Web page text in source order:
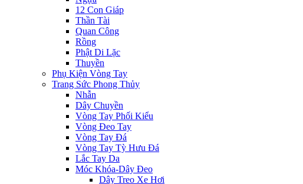
12 Con Giáp
Thần Tài
Quan Công
Rồng
Phật Di Lặc
Thuyền
Phụ Kiện Vòng Tay
Trang Sức Phong Thủy
Nhẫn
Dây Chuyền
Vòng Tay Phối Kiểu
Vòng Đeo Tay
Vòng Tay Đá
Vòng Tay Tỳ Hưu Đá
Lắc Tay Da
Móc Khóa-Dây Đeo
Dây Treo Xe Hơi